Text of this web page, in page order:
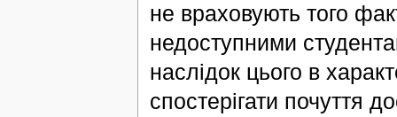
не враховують того
недоступними
наслідок цього в
спостерігати почуття